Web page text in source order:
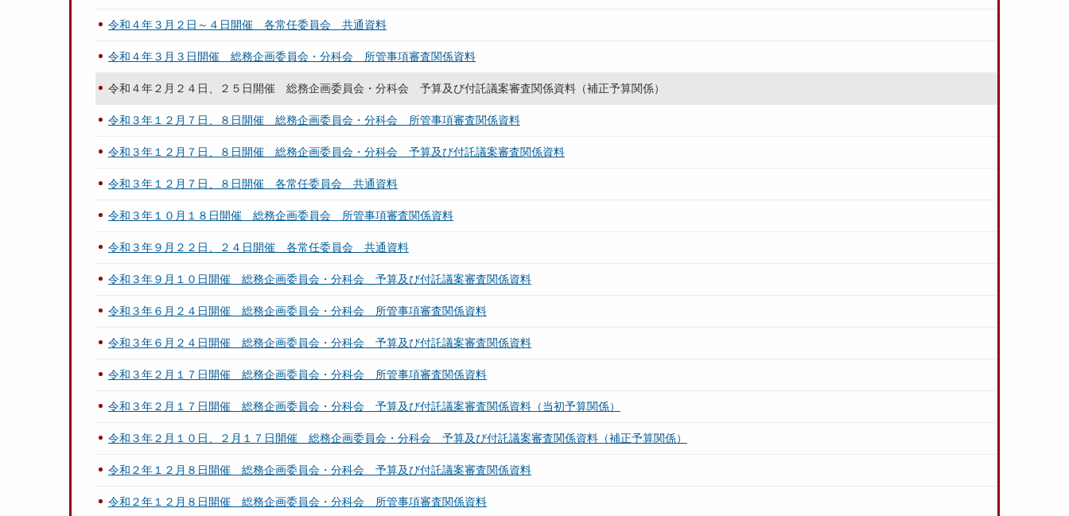
令和４年３月２日～４日開催 各常任委員会 共通資料
令和４年３月３日開催 総務企画委員会・分科会 所管事項審査関係資料
令和４年２月２４日、２５日開催 総務企画委員会・分科会 予算及び付託議案審査関係資料（補正予算関係）
令和３年１２月７日、８日開催 総務企画委員会・分科会 所管事項審査関係資料
令和３年１２月７日、８日開催 総務企画委員会・分科会 予算及び付託議案審査関係資料
令和３年１２月７日、８日開催 各常任委員会 共通資料
令和３年１０月１８日開催 総務企画委員会 所管事項審査関係資料
令和３年９月２２日、２４日開催 各常任委員会 共通資料
令和３年９月１０日開催 総務企画委員会・分科会 予算及び付託議案審査関係資料
令和３年６月２４日開催 総務企画委員会・分科会 所管事項審査関係資料
令和３年６月２４日開催 総務企画委員会・分科会 予算及び付託議案審査関係資料
令和３年２月１７日開催 総務企画委員会・分科会 所管事項審査関係資料
令和３年２月１７日開催 総務企画委員会・分科会 予算及び付託議案審査関係資料（当初予算関係）
令和３年２月１０日、２月１７日開催 総務企画委員会・分科会 予算及び付託議案審査関係資料（補正予算関係）
令和２年１２月８日開催 総務企画委員会・分科会 予算及び付託議案審査関係資料
令和２年１２月８日開催 総務企画委員会・分科会 所管事項審査関係資料